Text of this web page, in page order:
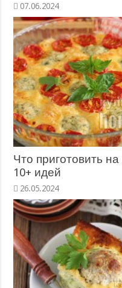
07.06.2024
Что приготовить
10+ идей
26.05.2024